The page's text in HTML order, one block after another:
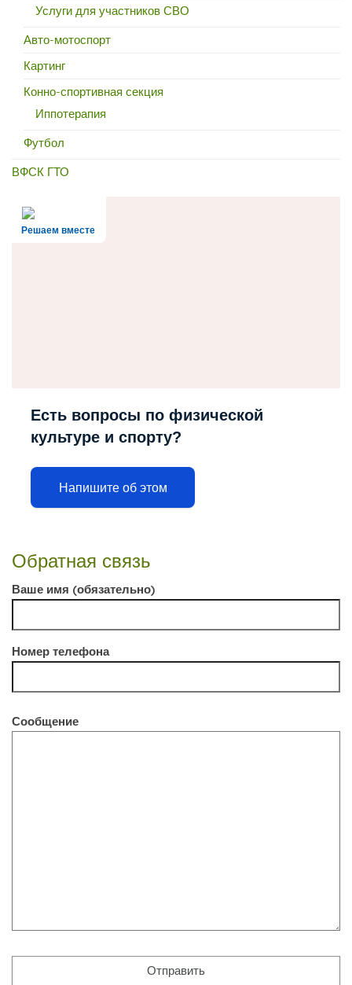
Услуги для участников СВО
Авто-мотоспорт
Картинг
Конно-спортивная секция
Иппотерапия
Футбол
ВФСК ГТО
Решаем вместе
Есть вопросы по физической
культуре и спорту?
Напишите об этом
Обратная связь
Ваше имя (обязательно)
Номер телефона
Сообщение